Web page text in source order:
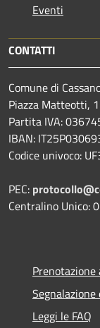
Eventi
CONTATTI
Comune di
Piazza Matteotti,
Partita IVA:
IBAN:
Codice univoco:
PEC:
Centralino Unico:
Leggi le FAQ